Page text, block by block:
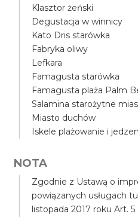
Klasztor żeński
Degustacja w winnicy
Kato Dris starówka
Fabryka oliwy
Lefkara
Famagusta starówka
Famagusta plaża Palm
Salamina starożytne
Miasto duchów
Iskele plażowanie i
NOTA
Zgodnie z Ustawą o
powiązanych usługach
listopada 2017 roku Art.